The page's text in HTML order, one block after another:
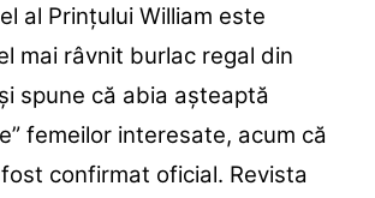
al Prințului William este
mai râvnit burlac regal din
spune că abia așteaptă
femeilor interesate, acum că
confirmat oficial. Revista